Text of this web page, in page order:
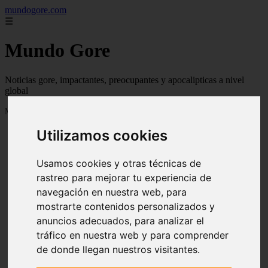
Utilizamos cookies
Usamos cookies y otras técnicas de
rastreo para mejorar tu experiencia de
navegación en nuestra web, para
mostrarte contenidos personalizados y
anuncios adecuados, para analizar el
tráfico en nuestra web y para comprender
de donde llegan nuestros visitantes.
mundogore.com
☰
Mundo Gore
Noticias gore, impactantes, preocupantes y apocalipticas a nivel
global
Mostrando 1 - 24 de 237 artículos